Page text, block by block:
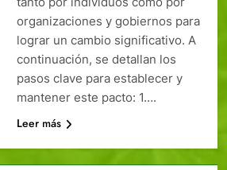
organizaciones y gobiernos para
lograr un cambio significativo. A
continuación, se detallan los
pasos clave para establecer y
mantener este pacto: 1….
Leer más